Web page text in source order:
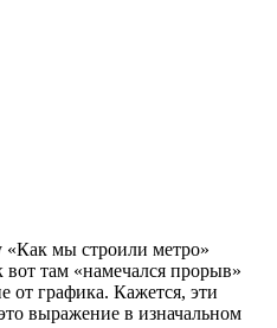
«Как мы строили метро»
вот там «намечался прорыв»
от графика. Кажется, эти
выражение в изначальном